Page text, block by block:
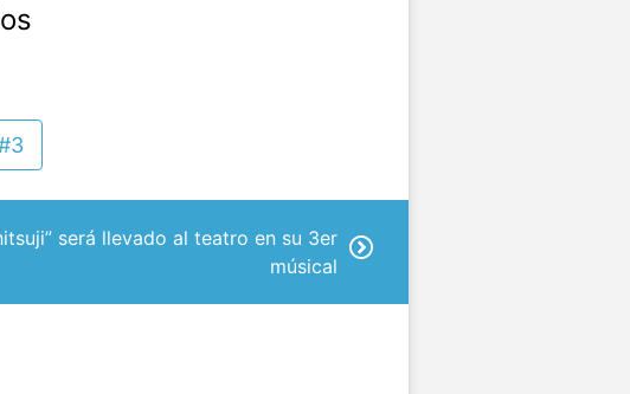
será llevado al teatro en su 3er
músical